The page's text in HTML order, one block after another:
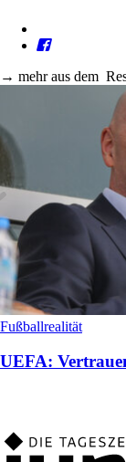
→ mehr aus dem
Fußballrealität
UEFA: